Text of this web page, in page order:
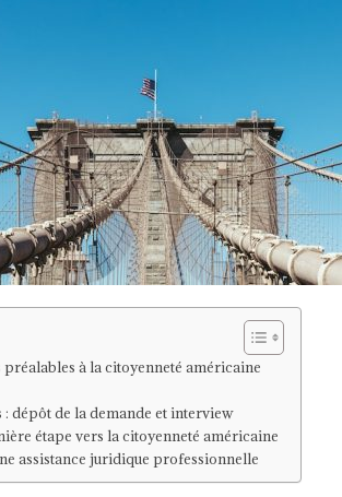
à la citoyenneté américaine
dépôt de la demande et interview
étape vers la citoyenneté américaine
assistance juridique professionnelle